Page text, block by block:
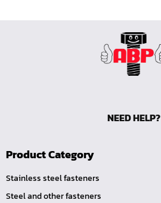
นิปเปิ้ลทองเหลืองเกลียวใน (NI)
นิปเปิ้ลทองเหลืองเกลียวนอก (NO)
ข้อต่อเกลียวในเสียบสาย (TI)
TOOL-คอปเปอร์-SM
TOOL-คอปเปอร์-SH
TOOL-คอปเปอร์-SF
NEED HELP?
Product Category
Stainless steel fasteners
Steel and other fasteners